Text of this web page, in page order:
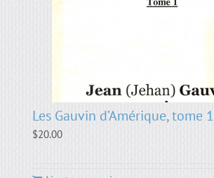
Les Gauvin d’Amérique, tome 1
$20.00